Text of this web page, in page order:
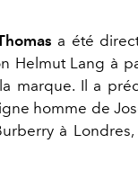
a été
Helmut Lang à
marque. Il a
homme de
à Londres,